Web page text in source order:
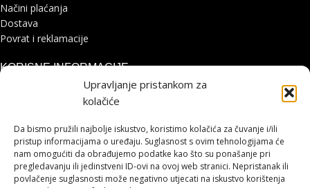
Upravljanje pristankom za
kolačiće
Da bismo pružili najbolje iskustvo, koristimo kolačića za čuvanje i/ili
pristup informacijama o uređaju. Suglasnost s ovim tehnologijama će
nam omogućiti da obrađujemo podatke kao što su ponašanje pri
pregledavanju ili jedinstveni ID-ovi na ovoj web stranici. Nepristanak ili
povlačenje suglasnosti može negativno utjecati na iskustvo korištenja
Načini plaćanja
Dostava
Povrat i reklamacije
KORISNE INFORMACIJE
Zaštita osobnih podataka
Pohvale i prigovori
Platforma za online rješavanje sporova
STRANICE